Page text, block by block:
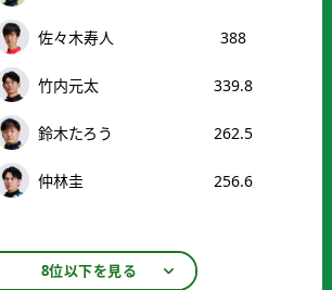
佐々木寿人 388
竹内元太 339.8
鈴木たろう 262.5
仲林圭 256.6
8位以下を見る